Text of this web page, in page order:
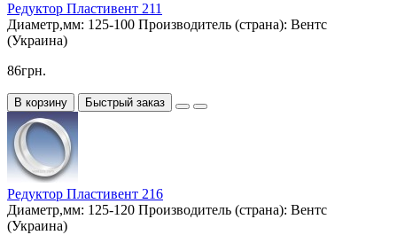
Редуктор Пластивент 211
Диаметр,мм: 125-100 Производитель (страна): Вентс
(Украина)
86грн.
В корзину Быстрый заказ
Редуктор Пластивент 216
Диаметр,мм: 125-120 Производитель (страна): Вентс
(Украина)